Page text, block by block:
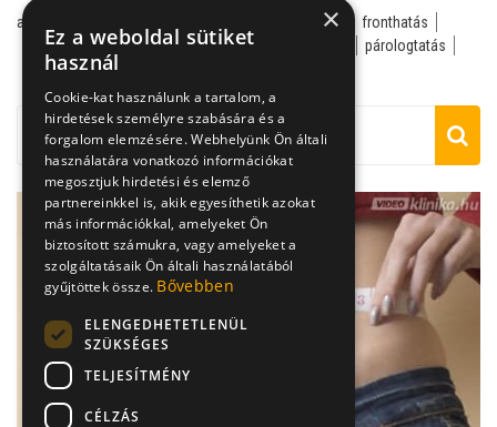
anorexia evészavar
fronthatás
gyermekpszichológus
kalória kóros soványság
párologtatás
pszichiáter
×
Ez a weboldal sütiket
használ
Cookie-kat használunk a tartalom, a
hirdetések személyre szabására és a
forgalom elemzésére. Webhelyünk Ön általi
használatára vonatkozó információkat
megosztjuk hirdetési és elemző
partnereinkkel is, akik egyesíthetik azokat
más információkkal, amelyeket Ön
biztosított számukra, vagy amelyeket a
szolgáltatásaik Ön általi használatából
gyűjtöttek össze. Bővebben
ELENGEDHETETLENÜL
SZÜKSÉGES
TELJESÍTMÉNY
CÉLZÁS